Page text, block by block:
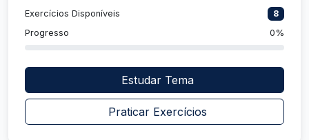
Exercícios Disponíveis
8
Progresso
0%
Estudar Tema
Praticar Exercícios